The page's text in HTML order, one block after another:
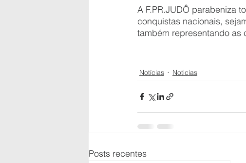
A F.PR.JUDÔ parabeniza
conquistas nacionais,
também representando as
Notícias Noticias
Posts recentes